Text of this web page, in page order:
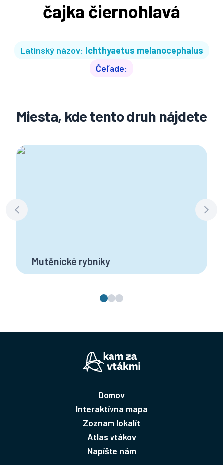
čajka čiernohlavá
Latinský názov: Ichthyaetus melanocephalus
Čeľade:
Miesta, kde tento druh nájdete
Mutěnické rybníky
Domov
Interaktívna mapa
Zoznam lokalít
Atlas vtákov
Napíšte nám